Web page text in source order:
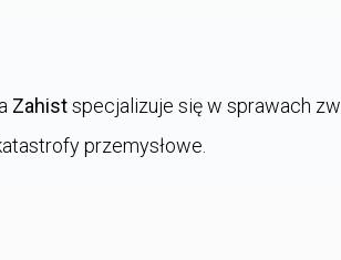
Zahistspecjalizuje się w sprawach
przemysłowe.